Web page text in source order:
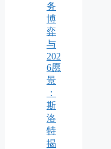
务
博
弈
与
202
6愿
景
：
斯
洛
特
揭